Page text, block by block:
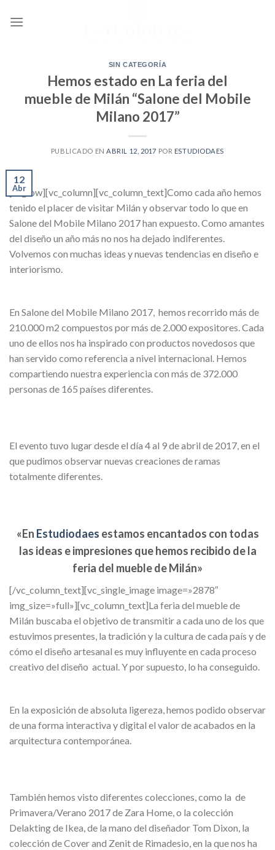
SIN CATEGORÍA
Hemos estado en La feria del
mueble de Milán “Salone del Mobile
Milano 2017”
PUBLICADO EN ABRIL 12, 2017 POR ESTUDIODAES
12
Abr
[vc_row][vc_column][vc_column_text]Como cada año hemos
tenido el placer de visitar Milán y observar todo lo que en
Salone del Mobile Milano 2017 han expuesto. Como amantes
del diseño un año más no nos ha dejado indiferentes.
Volvemos con muchas ideas y nuevas tendencias en diseño e
interiorismo.
En Salone del Mobile Milano 2017, hemos recorrido más de
210.000 m2 compuestos por más de 2.000 expositores. Cada
uno de ellos nos ha inspirado con productos novedosos que
han servido como referencia a nivel internacional. Hemos
compartiendo nuestra experiencia con más de 372.000
personas de 165 países diferentes.
El evento tuvo lugar desde el día 4 al 9 de abril de 2017, en el
que pudimos observar nuevas creaciones de ramas
totalmente diferentes.
«En Estudiodaes estamos encantados con todas
las ideas e impresiones que hemos recibido de la
feria del mueble de Milán»
[/vc_column_text][vc_single_image image=»2878″
img_size=»full»][vc_column_text]La feria del mueble de
Milán buscaba el objetivo de transmitir a cada uno de los que
estuvimos presentes, la tradición y la cultura de cada país y de
cómo el diseño artesanal es muy influyente en cada proceso
creativo del diseño actual. Y por supuesto, lo ha conseguido.
En la exposición de absoluta ligereza, hemos podido observar
de una forma interactiva y digital el valor de acabados en la
arquitectura contemporánea.
También hemos visto diferentes colecciones, como la de
Primavera/Verano 2017 de Zara Home, o la colección
Delakting de Ikea, de la mano del diseñador Tom Dixon, la
colección de Cover and Zenit de Rimadesio, en la que nos ha